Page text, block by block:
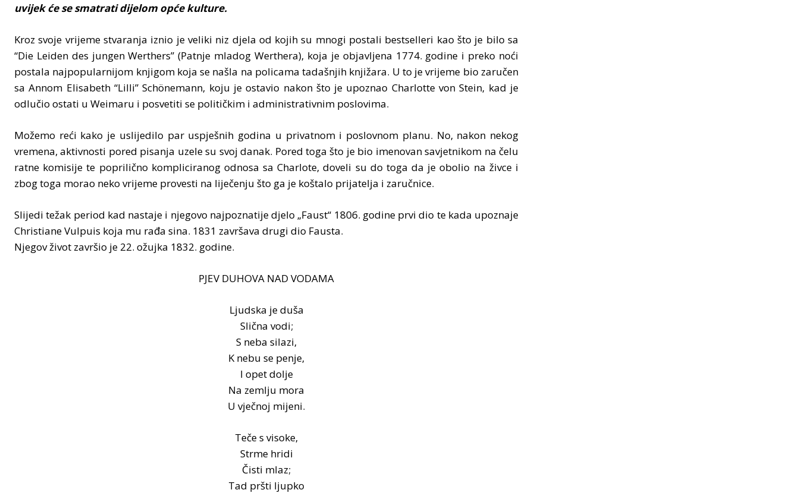
uvijek će se smatrati dijelom opće kulture.
Kroz svoje vrijeme stvaranja iznio je veliki niz djela od kojih su mnogi postali bestselleri kao što je bilo sa
“Die Leiden des jungen Werthers” (Patnje mladog Werthera), koja je objavljena 1774. godine i preko noći
postala najpopularnijom knjigom koja se našla na policama tadašnjih knjižara. U to je vrijeme bio zaručen
sa Annom Elisabeth “Lilli” Schönemann, koju je ostavio nakon što je upoznao Charlotte von Stein, kad je
odlučio ostati u Weimaru i posvetiti se političkim i administrativnim poslovima.
Možemo reći kako je uslijedilo par uspješnih godina u privatnom i poslovnom planu. No, nakon nekog
vremena, aktivnosti pored pisanja uzele su svoj danak. Pored toga što je bio imenovan savjetnikom na čelu
ratne komisije te poprilično kompliciranog odnosa sa Charlote, doveli su do toga da je obolio na živce i
zbog toga morao neko vrijeme provesti na liječenju što ga je koštalo prijatelja i zaručnice.
Slijedi težak period kad nastaje i njegovo najpoznatije djelo „Faust“ 1806. godine prvi dio te kada upoznaje
Christiane Vulpuis koja mu rađa sina. 1831 završava drugi dio Fausta.
Njegov život završio je 22. ožujka 1832. godine.
PJEV DUHOVA NAD VODAMA
Ljudska je duša
Slična vodi;
S neba silazi,
K nebu se penje,
I opet dolje
Na zemlju mora
U vječnoj mijeni.
Teče s visoke,
Strme hridi
Čisti mlaz;
Tad pršti ljupko